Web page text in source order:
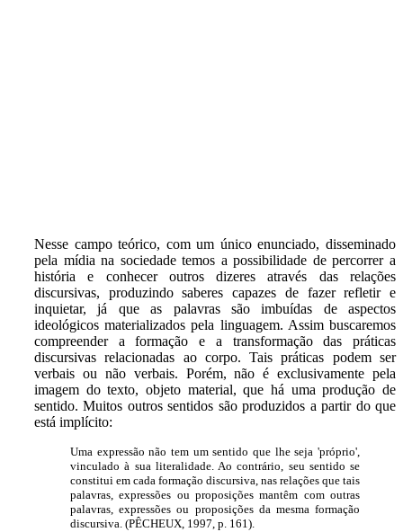
Nesse campo teórico, com um único enunciado, disseminado
pela mídia na sociedade temos a possibilidade de percorrer a
história e conhecer outros dizeres através das relações
discursivas, produzindo saberes capazes de fazer refletir e
inquietar, já que as palavras são imbuídas de aspectos
ideológicos materializados pela linguagem. Assim buscaremos
compreender a formação e a transformação das práticas
discursivas relacionadas ao corpo. Tais práticas podem ser
verbais ou não verbais. Porém, não é exclusivamente pela
imagem do texto, objeto material, que há uma produção de
sentido. Muitos outros sentidos são produzidos a partir do que
está implícito:
Uma expressão não tem um sentido que lhe seja 'próprio',
vinculado à sua literalidade. Ao contrário, seu sentido se
constitui em cada formação discursiva, nas relações que tais
palavras, expressões ou proposições mantêm com outras
palavras, expressões ou proposições da mesma formação
discursiva. (PÊCHEUX, 1997, p. 161).